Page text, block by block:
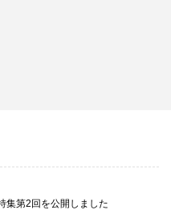
集第2回を公開しました